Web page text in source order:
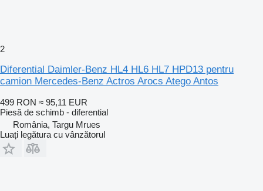
2
Diferential Daimler-Benz HL4 HL6 HL7 HPD13 pentru
camion Mercedes-Benz Actros Arocs Atego Antos
499 RON ≈ 95,11 EUR
Piesă de schimb - diferential
România, Targu Mrues
Luați legătura cu vânzătorul